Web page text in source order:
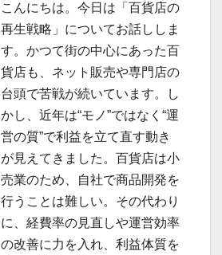
こんにちは。今日は「百貨店の
再生戦略」についてお話ししま
す。かつて街の中心にあった百
貨店も、ネット販売や専門店の
台頭で苦戦が続いています。し
かし、近年は“モノ”ではなく“運
営の質”で利益を立て直す動き
が見えてきました。百貨店は小
売業のため、自社で商品開発を
行うことは難しい。その代わり
に、経費率の見直しや運営効率
の改善に力を入れ、利益体質を